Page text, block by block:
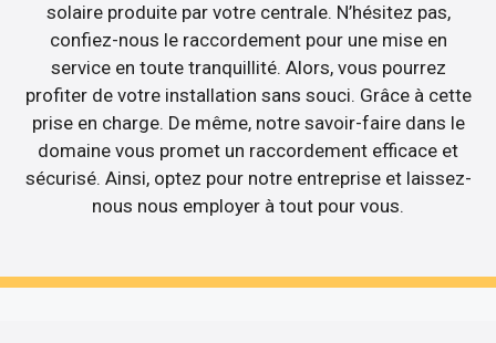
solaire produite par votre centrale. N’hésitez pas,
confiez-nous le raccordement pour une mise en
service en toute tranquillité. Alors, vous pourrez
profiter de votre installation sans souci. Grâce à cette
prise en charge. De même, notre savoir-faire dans le
domaine vous promet un raccordement efficace et
sécurisé. Ainsi, optez pour notre entreprise et laissez-
nous nous employer à tout pour vous.